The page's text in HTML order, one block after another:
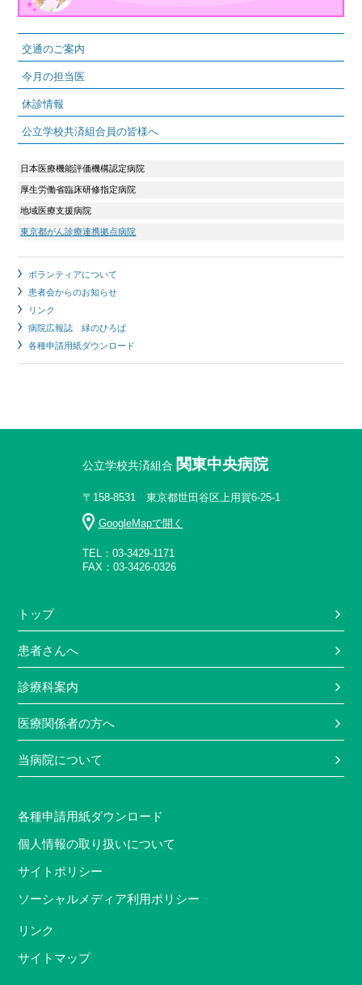
交通のご案内
今月の担当医
休診情報
公立学校共済組合員の皆様へ
日本医療機能評価機構認定病院
厚生労働省臨床研修指定病院
地域医療支援病院
東京都がん診療連携拠点病院
ボランティアについて
患者会からのお知らせ
リンク
病院広報誌 緑のひろば
各種申請用紙ダウンロード
公立学校共済組合 関東中央病院
〒158-8531 東京都世田谷区上用賀6-25-1
GoogleMapで開く
TEL：03-3429-1171
FAX：03-3426-0326
トップ
患者さんへ
診療科案内
医療関係者の方へ
当病院について
各種申請用紙ダウンロード
個人情報の取り扱いについて
サイトポリシー
ソーシャルメディア利用ポリシー
リンク
サイトマップ